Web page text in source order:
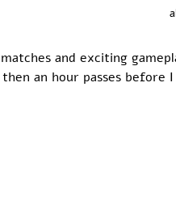
and exciting
an hour passes before